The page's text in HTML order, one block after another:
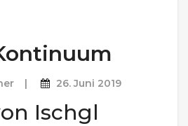
26. Juni 2019
Ischgl